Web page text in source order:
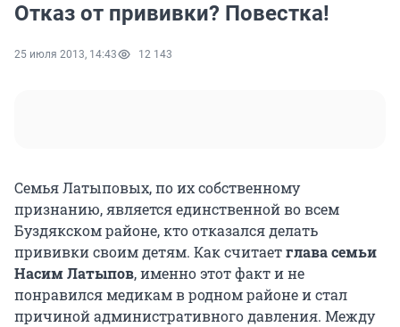
Отказ от прививки? Повестка!
25 июля 2013, 14:43 12 143
Семья Латыповых, по их собственному
признанию, является единственной во всем
Буздякском районе, кто отказался делать
прививки своим детям. Как считаетглава семьи
Насим Латыпов, именно этот факт и не
понравился медикам в родном районе и стал
причиной административного давления. Между